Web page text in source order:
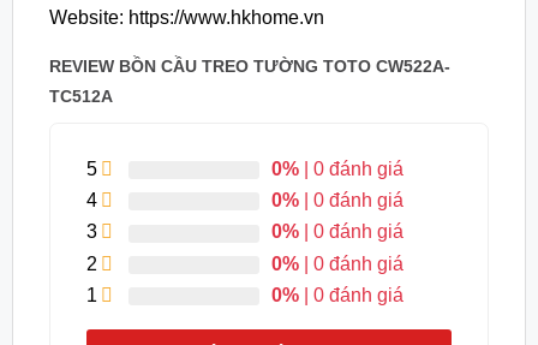
Website: https://www.hkhome.vn
REVIEW BỒN CẦU TREO TƯỜNG TOTO CW522A-
TC512A
5 0% | 0 đánh giá
4
0% | 0 đánh giá
3
0% | 0 đánh giá
2
0% | 0 đánh giá
1
0% | 0 đánh giá